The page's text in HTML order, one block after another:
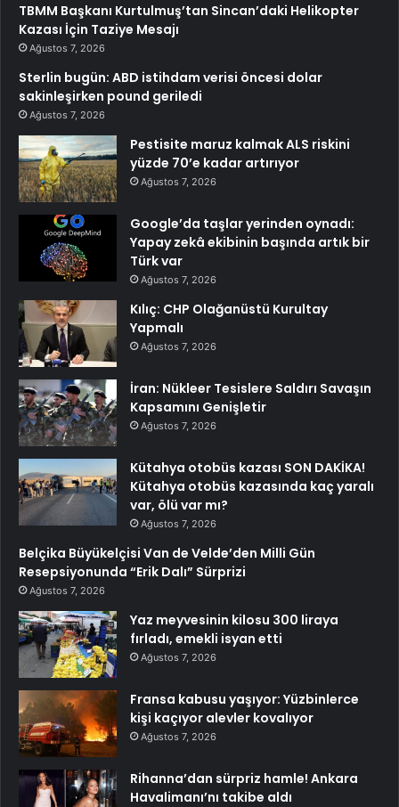
TBMM Başkanı Kurtulmuş’tan Sincan’daki Helikopter
Kazası İçin Taziye Mesajı
Ağustos 7, 2026
Sterlin bugün: ABD istihdam verisi öncesi dolar
sakinleşirken pound geriledi
Ağustos 7, 2026
Pestisite maruz kalmak ALS riskini
yüzde 70’e kadar artırıyor
Ağustos 7, 2026
Google’da taşlar yerinden oynadı:
Yapay zekâ ekibinin başında artık bir
Türk var
Ağustos 7, 2026
Kılıç: CHP Olağanüstü Kurultay
Yapmalı
Ağustos 7, 2026
İran: Nükleer Tesislere Saldırı Savaşın
Kapsamını Genişletir
Ağustos 7, 2026
Kütahya otobüs kazası SON DAKİKA!
Kütahya otobüs kazasında kaç yaralı
var, ölü var mı?
Ağustos 7, 2026
Belçika Büyükelçisi Van de Velde’den Milli Gün
Resepsiyonunda “Erik Dalı” Sürprizi
Ağustos 7, 2026
Yaz meyvesinin kilosu 300 liraya
fırladı, emekli isyan etti
Ağustos 7, 2026
Fransa kabusu yaşıyor: Yüzbinlerce
kişi kaçıyor alevler kovalıyor
Ağustos 7, 2026
Rihanna’dan sürpriz hamle! Ankara
Havalimanı’nı takibe aldı